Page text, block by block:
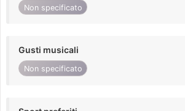
Non specificato
Gusti musicali
Non specificato